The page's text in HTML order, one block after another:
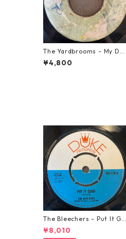
The Yardbrooms - My Des
ire【7-21922】
¥4,800
The Bleechers - Put It Go
od 【7-21637】
¥8,010